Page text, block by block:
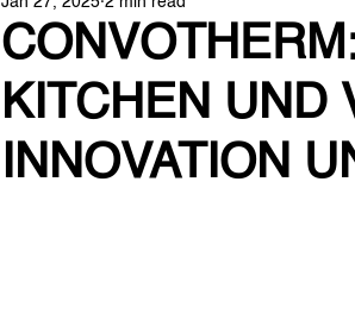
KITCHEN UND
INNOVATION